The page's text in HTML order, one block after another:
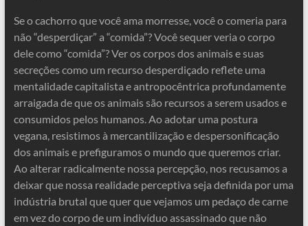
Se o cachorro que você ama morresse, você o comeria para
não “desperdiçar” a “comida”? Você sequer veria o corpo
dele como “comida”? Ver os corpos dos animais e suas
secreções como um recurso desperdiçado reflete uma
mentalidade capitalista e antropocêntrica profundamente
arraigada de que os animais são recursos a serem usados ​​e
consumidos pelos humanos. Ao adotar uma postura
vegana, resistimos à mercantilização e despersonificação
dos animais e prefiguramos o mundo que queremos criar.
Ao alterar radicalmente nossa percepção, nos recusamos a
deixar que nossa realidade perceptiva seja definida por uma
indústria brutal que quer que vejamos um pedaço de carne
em vez do corpo de um indivíduo assassinado que não